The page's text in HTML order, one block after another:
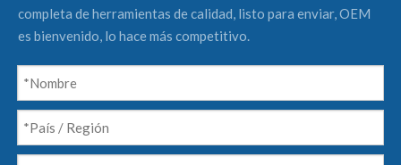
completa de herramientas de calidad, listo para enviar, OEM
es bienvenido, lo hace más competitivo.